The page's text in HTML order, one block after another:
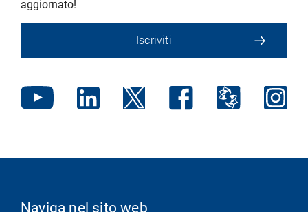
aggiornato!
Iscriviti
Naviga nel sito web